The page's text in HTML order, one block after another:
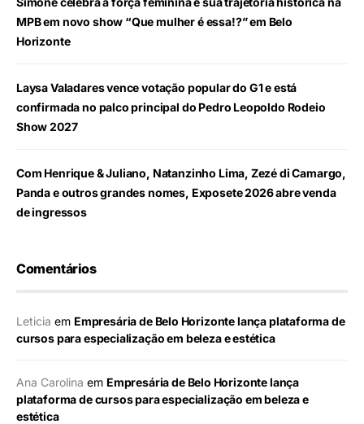
MPB em novo show “Que mulher é essa!?” em Belo
Horizonte
Laysa Valadares vence votação popular do G1 e está
confirmada no palco principal do Pedro Leopoldo Rodeio
Show 2027
Com Henrique & Juliano, Natanzinho Lima, Zezé di Camargo,
Panda e outros grandes nomes, Exposete 2026 abre venda
de ingressos
Comentários
Leticia em Empresária de Belo Horizonte lança plataforma de
cursos para especialização em beleza e estética
Ana Carolina em Empresária de Belo Horizonte lança
plataforma de cursos para especialização em beleza e
estética